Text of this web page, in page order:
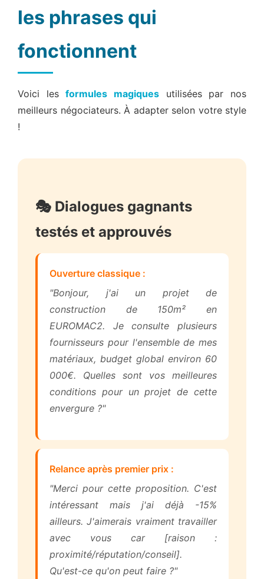
les phrases qui
fonctionnent
Voici lesformules magiques utilisées par nos
meilleurs négociateurs. À adapter selon votre style
!
🎭 Dialogues gagnants
testés et approuvés
Ouverture classique :
"Bonjour, j'ai un projet de
construction de 150m² en
EUROMAC2. Je consulte plusieurs
fournisseurs pour l'ensemble de mes
matériaux, budget global environ 60
000€. Quelles sont vos meilleures
conditions pour un projet de cette
envergure ?"
Relance après premier prix :
"Merci pour cette proposition. C'est
intéressant mais j'ai déjà -15%
ailleurs. J'aimerais vraiment travailler
avec vous car [raison :
proximité/réputation/conseil].
Qu'est-ce qu'on peut faire ?"